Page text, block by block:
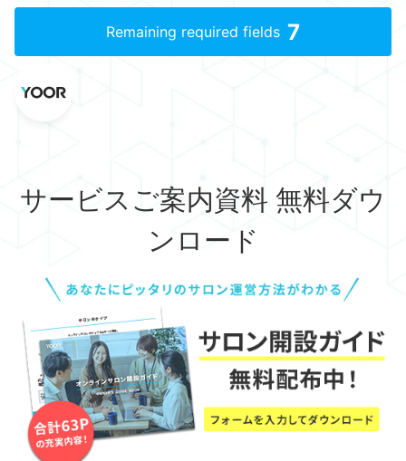
Remaining required fields 7
サービスご案内資料 無料ダウ
ンロード